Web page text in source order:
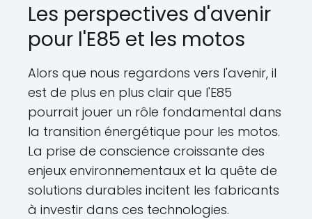
Les perspectives d'avenir
pour l'E85 et les motos
Alors que nous regardons vers l'avenir, il
est de plus en plus clair que l'E85
pourrait jouer un rôle fondamental dans
la transition énergétique pour les motos.
La prise de conscience croissante des
enjeux environnementaux et la quête de
solutions durables incitent les fabricants
à investir dans ces technologies.